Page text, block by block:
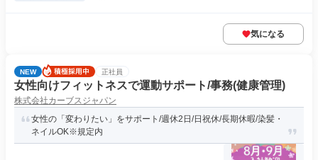
気になる
NEW 正社員
女性向けフィットネスで運動サポート/事務(健康管理)
株式会社カーブスジャパン
女性の「変わりたい」をサポート/週休2日/日祝休/長期休暇/染髪・
ネイルOK※規定内